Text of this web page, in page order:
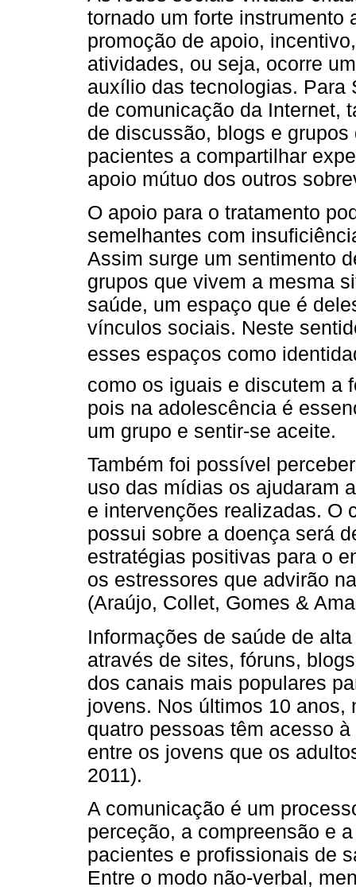
tornado um forte instrumento
promoção de apoio,
atividades, ou seja, ocorre
auxílio das tecnologias. Para
de comunicação da Internet,
de discussão, blogs e
pacientes a compartilhar
apoio mútuo dos outros
O apoio para o tratamento
semelhantes com
Assim surge um sentimento
grupos que vivem a mesma
saúde, um espaço que é
vínculos sociais. Neste
esses espaços como
como os iguais e discutem a
pois na adolescência é
um grupo e sentir-se aceite.
Também foi possível
uso das mídias os ajudaram
e intervenções realizadas. O
possui sobre a doença será
estratégias positivas para o
os estressores que advirão
(Araújo, Collet, Gomes &
Informações de saúde de
através de sites, fóruns,
dos canais mais populares
jovens. Nos últimos 10 anos,
quatro pessoas têm acesso
entre os jovens que os
2011).
A comunicação é um
perceção, a compreensão e
pacientes e profissionais de
Entre o modo não-verbal,